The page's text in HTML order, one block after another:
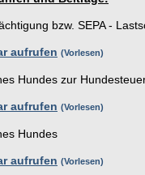
bzw. SEPA -
aufrufen Vorlesen
Hundes zur
aufrufen Vorlesen
Hundes
aufrufen Vorlesen